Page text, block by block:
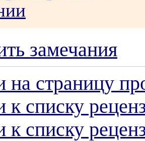
замечания
на страницу
к списку
к списку